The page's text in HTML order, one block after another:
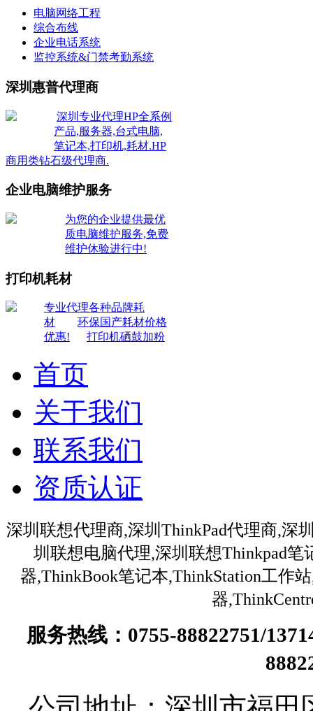
电脑网络工程
综合布线
企业电话系统
监控系统&门禁考勤系统
深圳惠普代理商
深圳专业代理HP全系例
产品,服务器,台式电脑,
笔记本,打印机,耗材.HP
商用类钻石级代理商.
企业电脑维护服务
为您的企业提供最优
质电脑维护服务,免费
维护休验进行中!
打印机耗材
专业代理各种品牌耗
材
环保国产耗材价格
优惠!
打印机硒鼓加粉
首页
关于我们
联系我们
资质认证
深圳联想代理商,深圳ThinkPad代理商,深
圳联想电脑代理,深圳联想Thinkpad
器,ThinkBook笔记本,ThinkStation工作
器
服务热线：0755-88822751/